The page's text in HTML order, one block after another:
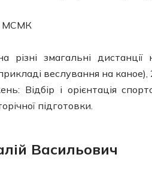
МСМК
різні змагальні дистанції
веслування на
Відбір і орієнтація
підготовки.
Васильович